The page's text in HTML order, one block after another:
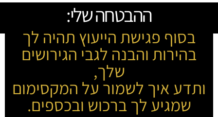
ההבטחה שלי:
בסוף פגישת הייעוץ תהיה לך
בהירות והבנה לגבי הגירושים
שלך,
ותדע איך לשמור על המקסימום
שמגיע לך ברכוש ובכספים.